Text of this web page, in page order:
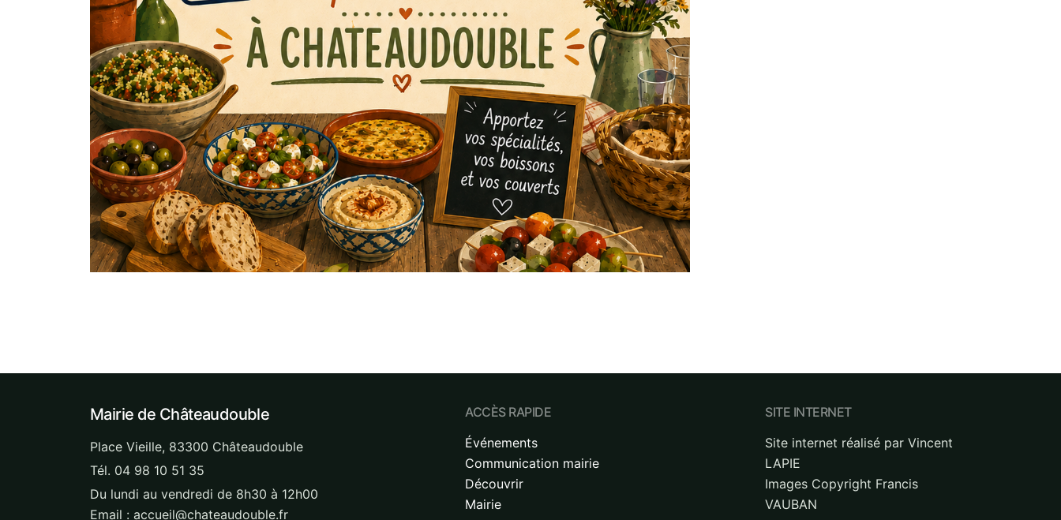
Mairie de Châteaudouble
Place Vieille, 83300 Châteaudouble
Tél. 04 98 10 51 35
Du lundi au vendredi de 8h30 à 12h00
Email : accueil@chateaudouble.fr
ACCÈS RAPIDE
Événements
Communication mairie
Découvrir
Mairie
SITE INTERNET
Site internet réalisé par Vincent
LAPIE
Images Copyright Francis
VAUBAN